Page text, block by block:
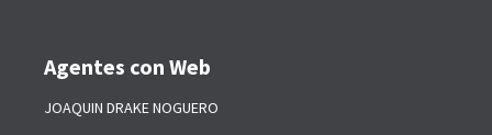
Agentes con Web
JOAQUIN DRAKE NOGUERO